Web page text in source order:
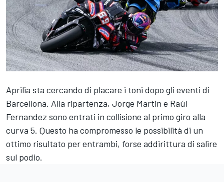
Aprilia sta cercando di placare i toni dopo gli eventi di
Barcellona. Alla ripartenza, Jorge Martin e Raúl
Fernandez sono entrati in collisione al primo giro alla
curva 5. Questo ha compromesso le possibilità di un
ottimo risultato per entrambi, forse addirittura di salire
sul podio.